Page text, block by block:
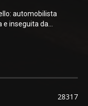
automobilista
inseguita da...
28317